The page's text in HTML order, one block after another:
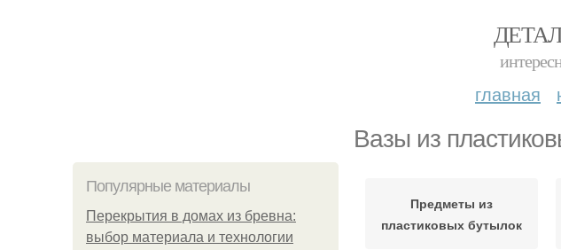
главная
Вазы из
Популярные материалы
Перекрытия в домах из бревна:
выбор материала и технологии
Предметы из
пластиковых бутылок